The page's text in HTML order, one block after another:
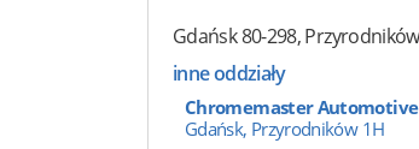
Gdańsk80-298,
inne oddziały
Chromemaster
Gdańsk, Przyrodników 1H